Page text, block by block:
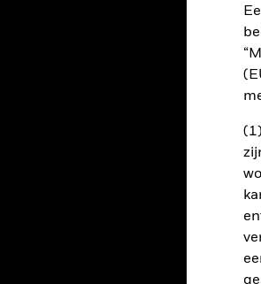
kapitaalgroei op lange termijn op uw
een beleggingsblootstelling van ten
met uitzondering van China. Het Fonds
zijn uitgegeven door overheden,
van beleggingskwaliteit zijn (d.w.z.
beleggingscriteria houdt de
('ESG'-kenmerken) bij het
zoals verstrekt door externe
op www.blackrock.com/